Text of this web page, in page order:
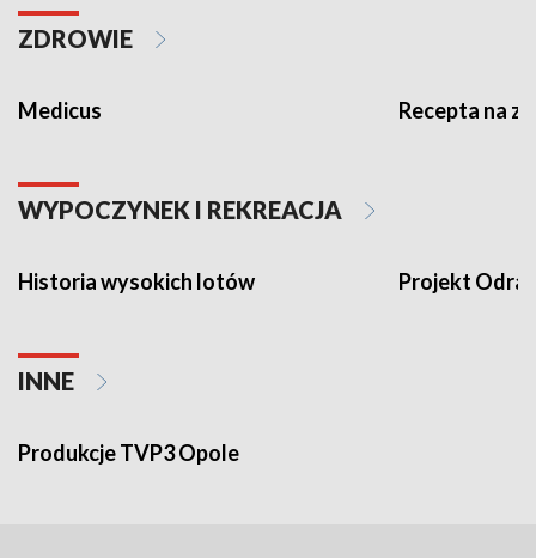
ZDROWIE
Medicus Recepta na
WYPOCZYNEK I REKREACJA
Historia wysokich lotów Projekt Odra
INNE
Produkcje TVP3 Opole